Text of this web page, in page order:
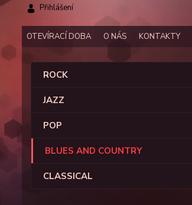
OTEVÍRACÍ DOBA O NÁS KONTAKTY
Přihlášení
ROCK
JAZZ
POP
BLUES AND COUNTRY
CLASSICAL